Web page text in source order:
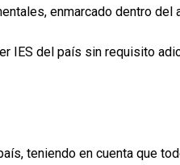
enmarcado dentro
del país sin requisito
teniendo en cuenta que